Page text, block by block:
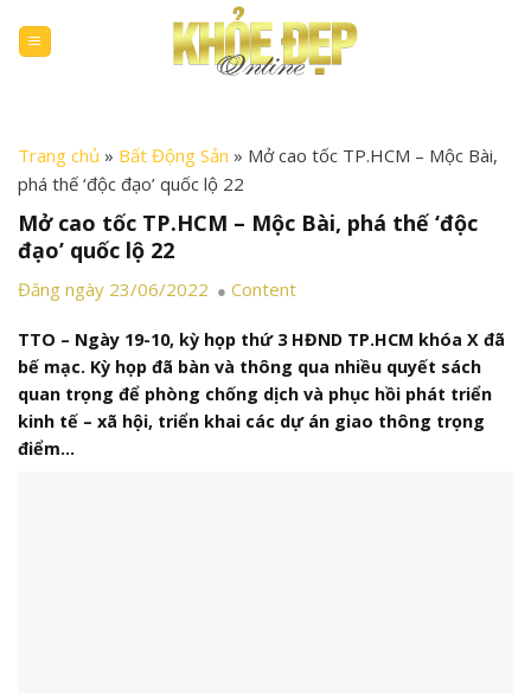
content
Trang chủ » Bất Động Sản » Mở cao tốc TP.HCM – Mộc Bài,
phá thế ‘độc đạo’ quốc lộ 22
Mở cao tốc TP.HCM – Mộc Bài, phá thế ‘độc
đạo’ quốc lộ 22
Đăng ngày 23/06/2022 Content
TTO – Ngày 19-10, kỳ họp thứ 3 HĐND TP.HCM khóa X đã
bế mạc. Kỳ họp đã bàn và thông qua nhiều quyết sách
quan trọng để phòng chống dịch và phục hồi phát triển
kinh tế – xã hội, triển khai các dự án giao thông trọng
điểm…